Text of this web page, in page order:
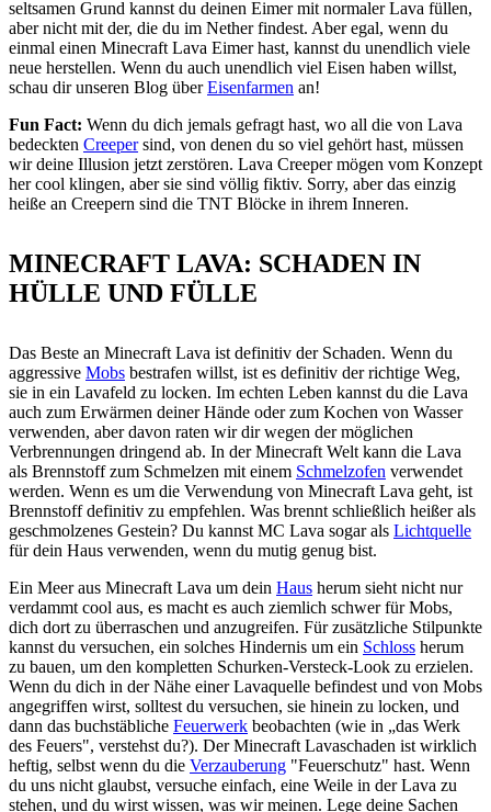
seltsamen Grund kannst du deinen Eimer mit normaler Lava füllen,
aber nicht mit der, die du im Nether findest. Aber egal, wenn du
einmal einen Minecraft Lava Eimer hast, kannst du unendlich viele
neue herstellen. Wenn du auch unendlich viel Eisen haben willst,
schau dir unseren Blog überEisenfarmen an!
Fun Fact: Wenn du dich jemals gefragt hast, wo all die von Lava
bedeckten Creepersind, von denen du so viel gehört hast, müssen
wir deine Illusion jetzt zerstören. Lava Creeper mögen vom Konzept
her cool klingen, aber sie sind völlig fiktiv. Sorry, aber das einzig
heiße an Creepern sind die TNT Blöcke in ihrem Inneren.
MINECRAFT LAVA: SCHADEN IN
HÜLLE UND FÜLLE
Das Beste an Minecraft Lava ist definitiv der Schaden. Wenn du
aggressive Mobs bestrafen willst, ist es definitiv der richtige Weg,
sie in ein Lavafeld zu locken. Im echten Leben kannst du die Lava
auch zum Erwärmen deiner Hände oder zum Kochen von Wasser
verwenden, aber davon raten wir dir wegen der möglichen
Verbrennungen dringend ab. In der Minecraft Welt kann die Lava
als Brennstoff zum Schmelzen mit einem Schmelzofen verwendet
werden. Wenn es um die Verwendung von Minecraft Lava geht, ist
Brennstoff definitiv zu empfehlen. Was brennt schließlich heißer als
geschmolzenes Gestein? Du kannst MC Lava sogar als Lichtquelle
für dein Haus verwenden, wenn du mutig genug bist.
Ein Meer aus Minecraft Lava um dein Haus herum sieht nicht nur
verdammt cool aus, es macht es auch ziemlich schwer für Mobs,
dich dort zu überraschen und anzugreifen. Für zusätzliche Stilpunkte
kannst du versuchen, ein solches Hindernis um ein Schloss herum
zu bauen, um den kompletten Schurken-Versteck-Look zu erzielen.
Wenn du dich in der Nähe einer Lavaquelle befindest und von Mobs
angegriffen wirst, solltest du versuchen, sie hinein zu locken, und
dann das buchstäbliche Feuerwerk beobachten (wie in „das Werk
des Feuers", verstehst du?). Der Minecraft Lavaschaden ist wirklich
heftig, selbst wenn du die Verzauberung "Feuerschutz" hast. Wenn
du uns nicht glaubst, versuche einfach, eine Weile in der Lava zu
stehen, und du wirst wissen, was wir meinen. Lege deine Sachen